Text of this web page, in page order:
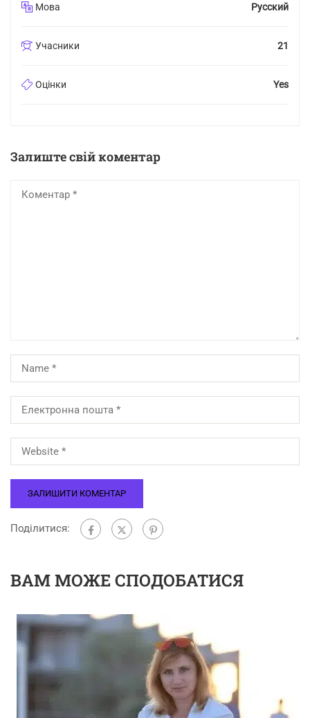
Мова Русский
Учасники 21
Оцінки Yes
Залиште свій коментар
Поділитися:
ВАМ МОЖЕ СПОДОБАТИСЯ